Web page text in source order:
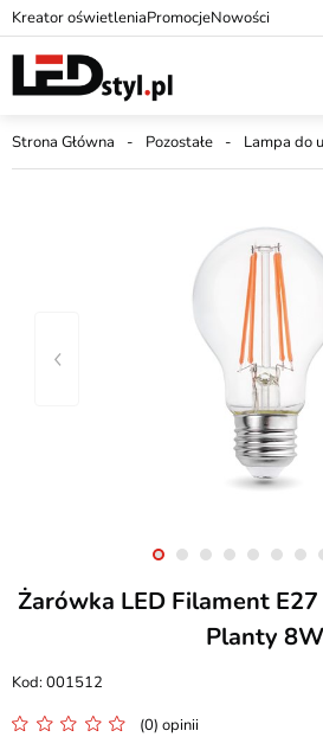
Kreator oświetleniaPromocjeNowości
Strona Główna Pozostałe Lampa do
Żarówka LED Filament
Planty 8W
001512
(0) opinii